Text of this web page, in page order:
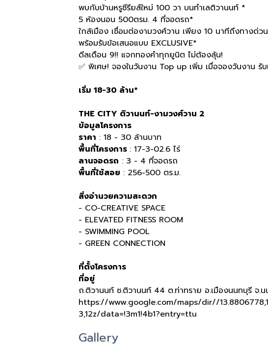
พบกับบ้านหรูซีรียส์ใหม่ 100 วา บนทำเลติวานนท์ *
5 ห้องนอน 500ตรม. 4 ที่จอดรถ*
ใกล้เมือง เชื่อมต่องามวงศ์วาน เพียง 10 นาทีถึงทางด่วน
พร้อมรับข้อเสนอแบบ EXCLUSIVE*
ดีลเดือน 9!! แจกทองคำทุกยูนิต ไม่ต้องลุ้น!
✅ พิเศษ! จองในวันงาน Top up เพิ่ม เมื่อจองวันงาน รั
เริ่ม 18-30 ล้าน*
THE CITY ติวานนท์-งามวงศ์วาน 2
ข้อมูลโครงการ
ราคา : 18 - 30 ล้านบาท
พื้นที่โครงการ : 17-3-02.6 ไร่
ลานจอดรถ : 3 - 4 ที่จอดรถ
พื้นที่ใช้สอย : 256-500 ตร.ม.
สิ่งอำนวยความสะดวก
- CO-CREATIVE SPACE
- ELEVATED FITNESS ROOM
- SWIMMING POOL
- GREEN CONNECTION
ที่ตั้งโครงการ
ที่อยู่
ถ.ติวานนท์ ซ.ติวานนท์ 44 ต.ท่าทราย อ.เมืองนนทบุรี จ.น
https://www.google.com/maps/dir//
3,12z/data=!3m1!4b1?entry=ttu
Gallery